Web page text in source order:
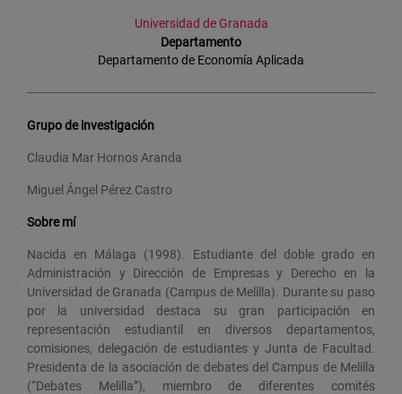
Universidad de Granada
Departamento
Departamento de Economía Aplicada
Grupo de investigación
Claudia Mar Hornos Aranda
Miguel Ángel Pérez Castro
Sobre mí
Nacida en Málaga (1998). Estudiante del doble grado en
Administración y Dirección de Empresas y Derecho en la
Universidad de Granada (Campus de Melilla). Durante su paso
por la universidad destaca su gran participación en
representación estudiantil en diversos departamentos,
comisiones, delegación de estudiantes y Junta de Facultad.
Presidenta de la asociación de debates del Campus de Melilla
(“Debates Melilla”), miembro de diferentes comités